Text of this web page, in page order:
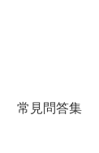
常見問答集